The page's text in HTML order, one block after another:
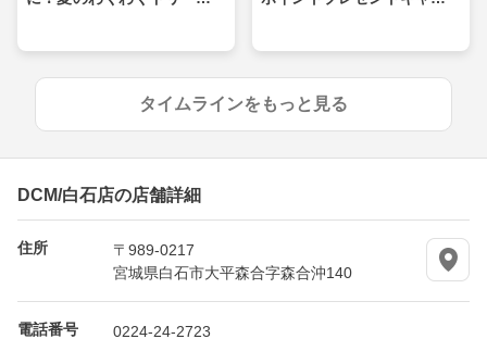
タイムラインをもっと見る
DCM/白石店の店舗詳細
住所
〒989-0217
宮城県白石市大平森合字森合沖140
電話番号 0224-24-2723